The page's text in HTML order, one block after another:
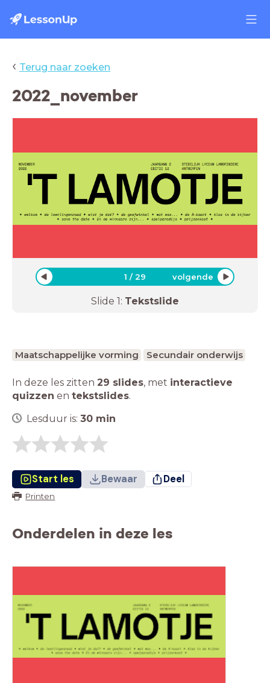
‹ Terug naar zoeken
2022_november
1 /29 volgende
Slide 1: Tekstslide
Maatschappelijke vorming Secundair onderwijs
In deze les zitten 29 slides, met interactieve
quizzen en tekstslides.
Lesduur is: 30 min
Start les Bewaar Deel
Printen
Onderdelen in deze les